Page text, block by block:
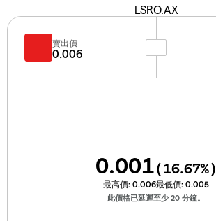
LSRO.AX
賣出價
0.006
0.001(16.67%)
最高價: 0.006最低價: 0.005
此價格已延遲至少 20 分鐘。